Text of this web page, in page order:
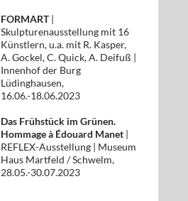
FORMART|
Skulpturenausstellung mit 16
Künstlern, u.a. mit R. Kasper,
A. Gockel, C. Quick, A. Deifuß |
Innenhof der Burg
Lüdinghausen,
16.06.-18.06.2023
Das Frühstück im Grünen.
Hommage à Édouard Manet |
REFLEX-Ausstellung | Museum
Haus Martfeld / Schwelm,
28.05.-30.07.2023